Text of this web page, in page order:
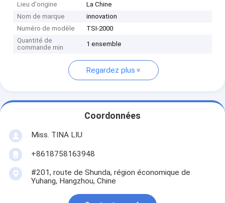
Lieu d'origine
La Chine
Nom de marque
innovation
Numéro de modèle
TSI-2000
Quantité de
commande min
1 ensemble
Regardez plus
Coordonnées
Miss. TINA LIU
+8618758163948
#201, route de Shunda, région économique de
Yuhang, Hangzhou, Chine